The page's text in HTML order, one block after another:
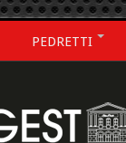
PEDRETTI